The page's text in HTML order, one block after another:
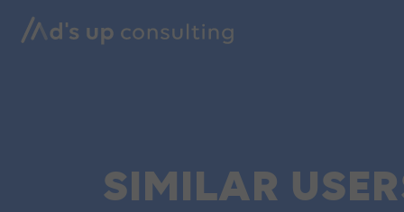
SIMILAR